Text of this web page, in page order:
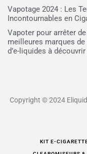
Vapotage 2024 : Les
Incontournables en
Vapoter pour arrêter
meilleures marques
d’e-liquides à découvrir
Copyright © 2024
KIT E-